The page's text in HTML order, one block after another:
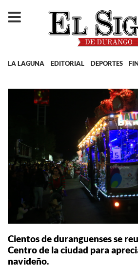
LA LAGUNA EDITORIAL DEPORTES
Cientos de duranguenses se
Centro de la ciudad para
navideño.